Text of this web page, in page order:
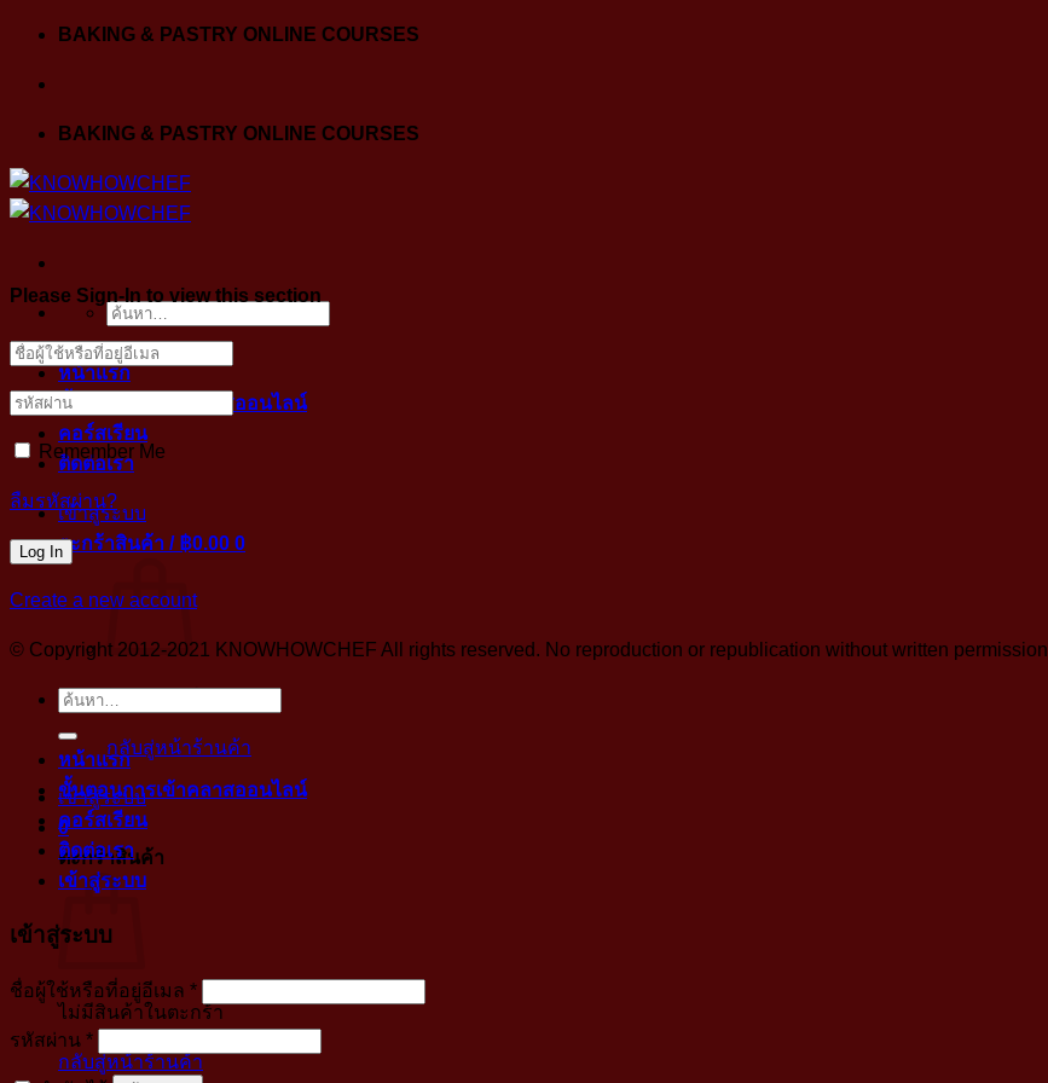
Skip
content
BAKING & PASTRY ONLINE COURSES
BAKING & PASTRY ONLINE COURSES
ค้นหา:
หน้าแรก
ขั้นตอนการเข้าคลาสออนไลน์
คอร์สเรียน
ติดต่อเรา
เข้าสู่ระบบ
ตะกร้าสินค้า / ฿0.00 0
กลับสู่หน้าร้านค้า
เข้าสู่ระบบ
0
ตะกร้าสินค้า
ไม่มีสินค้าในตะกร้า
กลับสู่หน้าร้านค้า
Please Sign-In to view this section
Remember Me
ลืมรหัสผ่าน?
Create a new account
© Copyright 2012-2021 KNOWHOWCHEF All rights reserved. No reproduction or republication without written permission
ค้นหา:
หน้าแรก
ขั้นตอนการเข้าคลาสออนไลน์
คอร์สเรียน
ติดต่อเรา
เข้าสู่ระบบ
เข้าสู่ระบบ
ชื่อผู้ใช้หรือที่อยู่อีเมล *บังคับ
กรอก
รหัสผ่าน *บังคับ
กรอก